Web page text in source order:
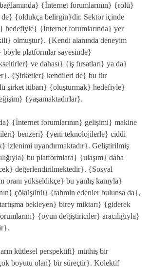
{İnternet forumlarının} {rolü}
de} {oldukça belirgin}dir. Sektör içinde
hedefiyle} {İnternet forumlarında} yer
olmuştur}. {Kendi alanında deneyim
platformlar sayesinde}
ve dahası} {iş fırsatları} ya da}
{Şirketler} kendileri de} bu tür
şirket itibarı} {oluşturmak} hedefiyle}
{yaşamaktadırlar}.
{İnternet forumlarının} gelişimi} makine
benzeri} {yeni teknolojilerle} ciddi
izlenimi uyandırmaktadır}. Geliştirilmiş
bu platformlara} {ulaşım} daha
değerlendirilmektedir}. {Sosyal
oranı yükseldikçe} bu yanlış kanıyla}
çöküşünü} {tahmin edenler bulunsa da},
bekleyen} birey miktarı} {giderek
{oyun değiştiriciler} aracılığıyla}
kütlesel perspektifi} müthiş bir
boyutu olan} bir süreçtir}. Kolektif